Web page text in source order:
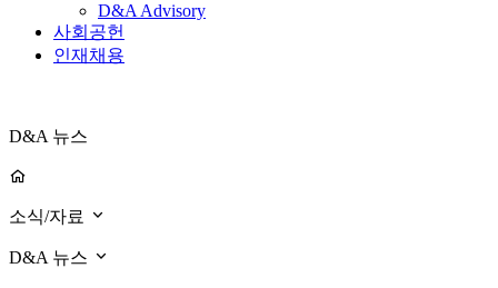
D&A Advisory
사회공헌
인재채용
D&A 뉴스
소식/자료
D&A 뉴스